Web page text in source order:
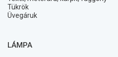
Tükrök
Üvegáruk
LÁMPA